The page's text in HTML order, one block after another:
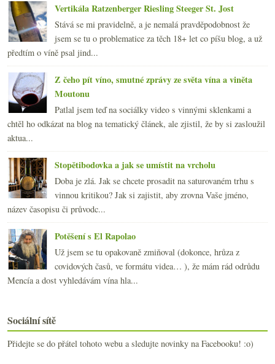
Vertikála Ratzenberger Riesling Steeger St. Jost
Stává se mi pravidelně, a je nemalá pravděpodobnost že
jsem se tu o problematice za těch 18+ let co píšu blog, a už
předtím o víně psal jind...
Z čeho pít víno, smutné zprávy ze světa vína a viněta
Moutonu
Patlal jsem teď na sociálky video s vinnými sklenkami a
chtěl ho odkázat na blog na tematický článek, ale zjistil, že by si zasloužil
aktua...
Stopětibodovka a jak se umístit na vrcholu
Doba je zlá. Jak se chcete prosadit na saturovaném trhu s
vinnou kritikou? Jak si zajistit, aby zrovna Vaše jméno,
název časopisu či průvodc...
Potěšení s El Rapolao
Už jsem se tu opakovaně zmiňoval (dokonce, hrůza z
covidových časů, ve formátu videa… ), že mám rád odrůdu
Mencía a dost vyhledávám vína hla...
Sociální sítě
Přidejte se do přátel tohoto webu a sledujte novinky na Facebooku! :o)